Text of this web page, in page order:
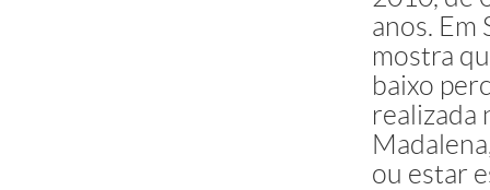
Pinheiros
Alto de
Lapa
Perdizes
Pinheiros
anos. Em
mostra
baixo
realizada
ou estar